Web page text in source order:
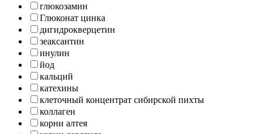
глюкозамин
Глюконат цинка
дигидрокверцетин
зеаксантин
инулин
йод
кальций
катехины
клеточный концентрат сибирской пихты
коллаген
корни алтея